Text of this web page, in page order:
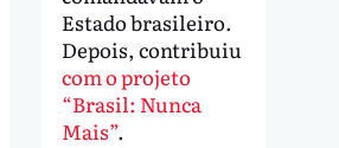
Estado brasileiro.
Depois, contribuiu
com o projeto
“Brasil: Nunca
Mais”.